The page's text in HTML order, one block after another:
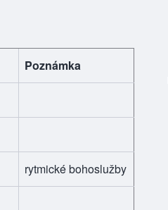
Poznámka
rytmické bohoslužby